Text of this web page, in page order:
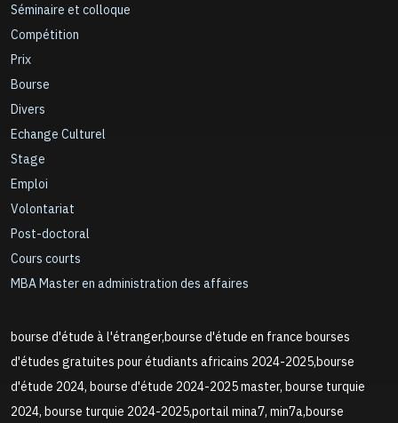
Séminaire et colloque
Compétition
Prix
Bourse
Divers
Echange Culturel
Stage
Emploi
Volontariat
Post-doctoral
Cours courts
MBA Master en administration des affaires
bourse d'étude à l'étranger,bourse d'étude en france bourses
d'études gratuites pour étudiants africains 2024-2025,bourse
d'étude 2024, bourse d'étude 2024-2025 master, bourse turquie
2024, bourse turquie 2024-2025,portail mina7, min7a,bourse